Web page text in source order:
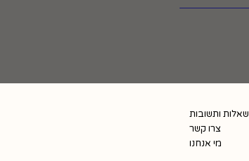
שאלות ותשובות
צרו קשר
מי אנחנו